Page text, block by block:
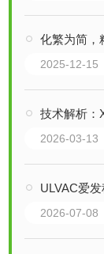
化繁为简，精
2025-12-15
技术解析：
2026-03-13
ULVAC爱
2026-07-08